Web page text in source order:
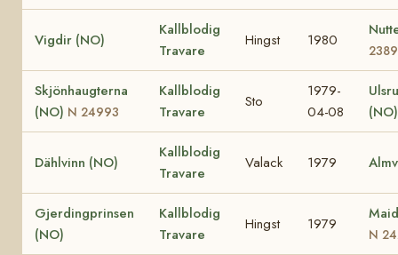
Vigdir (NO)
Kallblodig
Travare
Hingst 1980
Skjönhaugterna
(NO) N 24993
Kallblodig
Travare
Sto
1979-
04-08
(NO)
Dählvinn (NO)
Kallblodig
Travare
Valack 1979
Gjerdingprinsen
(NO)
Kallblodig
Travare
Hingst 1979
N